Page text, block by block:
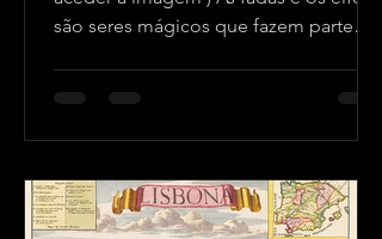
são seres mágicos que fazem parte
lembrados por muitos descendentes
de europeus. Embora não pertençam
séculos inspiram histórias, pinturas,
livros e filmes por representarem tudo